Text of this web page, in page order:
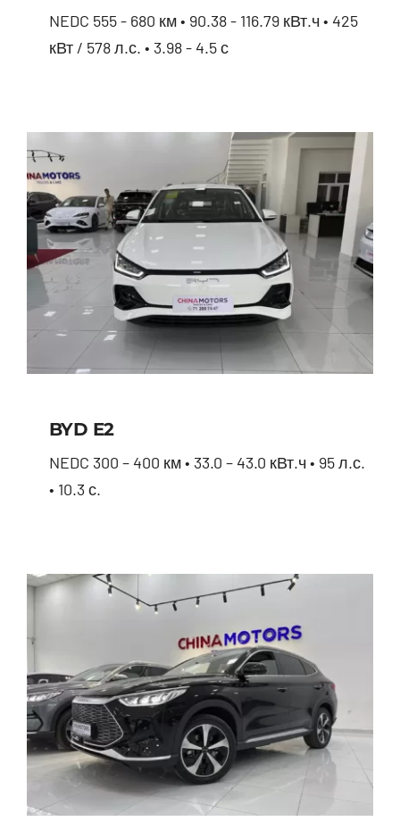
NEDC 555 - 680 км • 90.38 - 116.79 кВт.ч • 425
кВт / 578 л.с. • 3.98 - 4.5 с
BYD E2
NEDC 300 – 400 км • 33.0 – 43.0 кВт.ч • 95 л.с.
• 10.3 с.